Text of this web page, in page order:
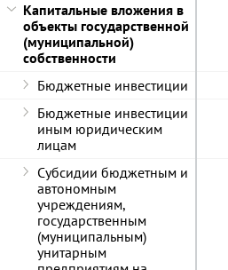
Капитальные вложения в
объекты государственной
(муниципальной)
собственности
Бюджетные инвестиции
Бюджетные инвестиции
иным юридическим
лицам
Субсидии бюджетным и
автономным
учреждениям,
государственным
(муниципальным)
унитарным